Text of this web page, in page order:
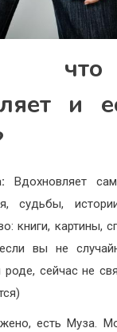
и
Вдохновляет
судьбы,
книги, картины,
вы не
сейчас не
есть Муза.